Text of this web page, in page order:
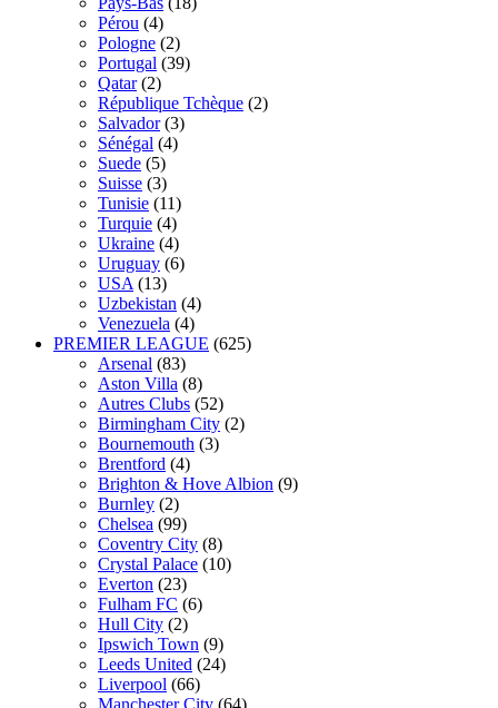
Pérou (4)
Pologne (2)
Portugal (39)
Qatar (2)
République Tchèque (2)
Salvador (3)
Sénégal (4)
Suede (5)
Suisse (3)
Tunisie (11)
Turquie (4)
Ukraine (4)
Uruguay (6)
USA (13)
Uzbekistan (4)
Venezuela (4)
PREMIER LEAGUE (625)
Arsenal (83)
Aston Villa (8)
Autres Clubs (52)
Birmingham City (2)
Bournemouth (3)
Brentford (4)
Brighton & Hove Albion (9)
Burnley (2)
Chelsea (99)
Coventry City (8)
Crystal Palace (10)
Everton (23)
Fulham FC (6)
Hull City (2)
Ipswich Town (9)
Leeds United (24)
Liverpool (66)